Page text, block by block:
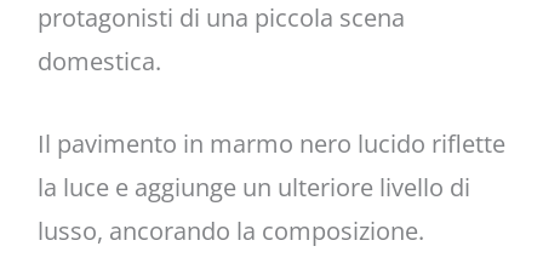
protagonisti di una piccola scena
domestica.
Il pavimento in marmo nero lucido riflette
la luce e aggiunge un ulteriore livello di
lusso, ancorando la composizione.